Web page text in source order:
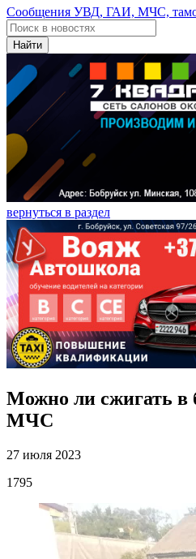
Сообщения УВД, ГАИ, МЧС,
Найти
вернуться в раздел
Можно ли сжигать в
МЧС
27 июля 2023
1795